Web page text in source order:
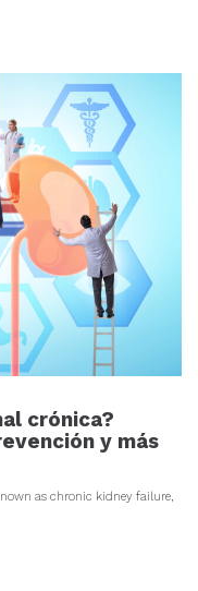
crónica?
y más
as chronic kidney failure,